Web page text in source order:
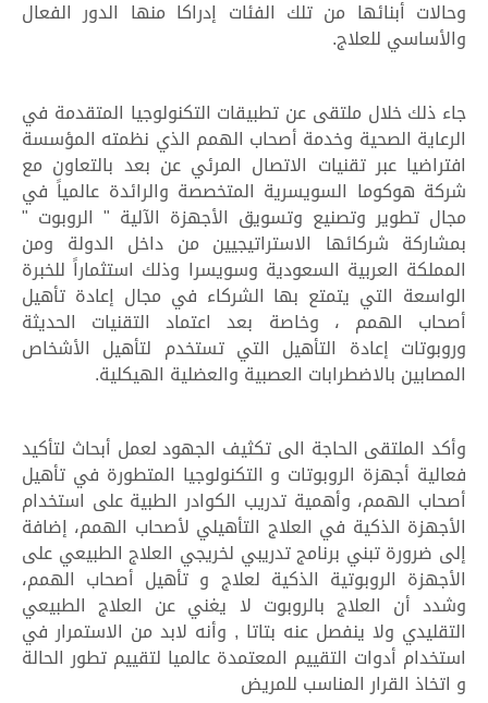
وحالات أبنائها من تلك الفئات إدراكا منها الدور الفعال
والأساسي للعلاج.
جاء ذلك خلال ملتقى عن تطبيقات التكنولوجيا المتقدمة في
الرعاية الصحية وخدمة أصحاب الهمم الذي نظمته المؤسسة
افتراضيا عبر تقنيات الاتصال المرئي عن بعد بالتعاون مع
شركة هوكوما السويسرية المتخصصة والرائدة عالمياً في
مجال تطوير وتصنيع وتسويق الأجهزة الآلية " الروبوت "
بمشاركة شركائها الاستراتيجيين من داخل الدولة ومن
المملكة العربية السعودية وسويسرا وذلك استثماراً للخبرة
الواسعة التي يتمتع بها الشركاء في مجال إعادة تأهيل
أصحاب الهمم ، وخاصة بعد اعتماد التقنيات الحديثة
وروبوتات إعادة التأهيل التي تستخدم لتأهيل الأشخاص
المصابين بالاضطرابات العصبية والعضلية الهيكلية.
وأكد الملتقى الحاجة الى تكثيف الجهود لعمل أبحاث لتأكيد
فعالية أجهزة الروبوتات و التكنولوجيا المتطورة في تأهيل
أصحاب الهمم، وأهمية تدريب الكوادر الطبية على استخدام
الأجهزة الذكية في العلاج التأهيلي لأصحاب الهمم، إضافة
إلى ضرورة تبني برنامج تدريبي لخريجي العلاج الطبيعي على
الأجهزة الروبوتية الذكية لعلاج و تأهيل أصحاب الهمم،
وشدد أن العلاج بالروبوت لا يغني عن العلاج الطبيعي
التقليدي ولا ينفصل عنه بتاتا , وأنه لابد من الاستمرار في
استخدام أدوات التقييم المعتمدة عالميا لتقييم تطور الحالة
و اتخاذ القرار المناسب للمريض